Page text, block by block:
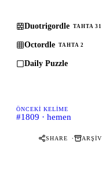
Duotrigordle TAHTA 31
Octordle TAHTA 2
Daily Puzzle
ÖNCEKI KELIME
#1809 · hemen
SHARE · ARŞIV